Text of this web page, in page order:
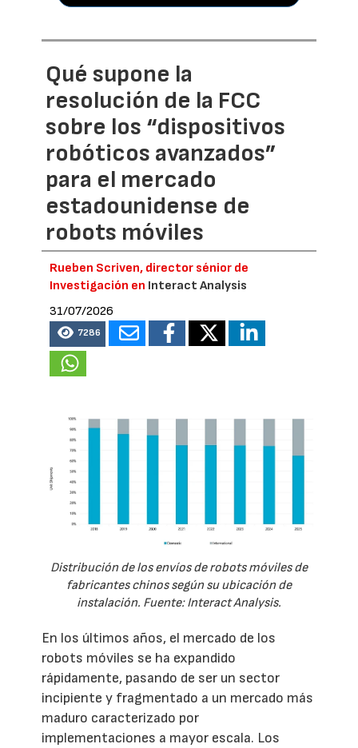
Qué supone la
resolución de la FCC
sobre los “dispositivos
robóticos avanzados”
para el mercado
estadounidense de
robots móviles
Rueben Scriven, director sénior de
Investigación en Interact Analysis
31/07/2026
7286
Distribución de los envíos de robots móviles de
fabricantes chinos según su ubicación de
instalación. Fuente: Interact Analysis.
En los últimos años, el mercado de los
robots móviles se ha expandido
rápidamente, pasando de ser un sector
incipiente y fragmentado a un mercado más
maduro caracterizado por
implementaciones a mayor escala. Los